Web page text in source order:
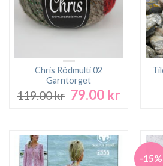
Chris Rödmulti 02
Garntorget
119.00kr Det
119.00 kr.
79.00 krDet
79.00 kr.
-15%